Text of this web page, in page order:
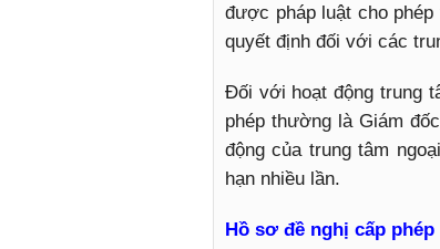
được pháp luật cho
quyết định đối với các
Đối với hoạt động trung
phép thường là Giám
động của trung tâm
hạn nhiều lần.
Hồ sơ đề nghị cấp